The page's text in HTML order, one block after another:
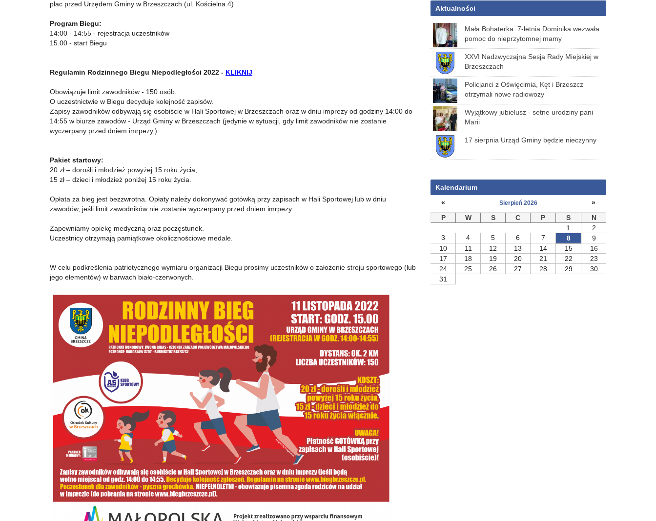
plac przed Urzędem Gminy w Brzeszczach (ul. Kościelna 4)
Program Biegu:
14:00 - 14:55 - rejestracja uczestników
15.00 - start Biegu
Regulamin Rodzinnego Biegu Niepodległości 2022 - KLIKNIJ
Obowiązuje limit zawodników - 150 osób.
O uczestnictwie w Biegu decyduje kolejność zapisów.
Zapisy zawodników odbywają się osobiście w Hali Sportowej w Brzeszczach oraz w dniu imprezy od godziny 14:00 do
14:55 w biurze zawodów - Urząd Gminy w Brzeszczach (jedynie w sytuacji, gdy limit zawodników nie zostanie
wyczerpany przed dniem imrpezy.)
Pakiet startowy:
20 zł – dorośli i młodzież powyżej 15 roku życia,
15 zł – dzieci i młodzież poniżej 15 roku życia.
Opłata za bieg jest bezzwrotna. Opłaty należy dokonywać gotówką przy zapisach w Hali Sportowej lub w dniu
zawodów, jeśli limit zawodników nie zostanie wyczerpany przed dniem imrpezy.
Zapewniamy opiekę medyczną oraz poczęstunek.
Uczestnicy otrzymają pamiątkowe okolicznościowe medale.
W celu podkreślenia patriotycznego wymiaru organizacji Biegu prosimy uczestników o założenie stroju sportowego (lub
jego elementów) w barwach biało-czerwonych.
Aktualności
Mała Bohaterka. 7-letnia Dominika wezwała
pomoc do nieprzytomnej mamy
XXVI Nadzwyczajna Sesja Rady Miejskiej w
Brzeszczach
Policjanci z Oświęcimia, Kęt i Brzeszcz
otrzymali nowe radiowozy
Wyjątkowy jubielusz - setne urodziny pani
Marii
17 sierpnia Urząd Gminy będzie nieczynny
Kalendarium
«
Sierpień 2026
»
P
W S C P S
N
1
2
3
4 5 6 7 8
9
10
11 12 13 14 15
16
17
18 19 20 21 22
23
24
25 26 27 28 29
30
31